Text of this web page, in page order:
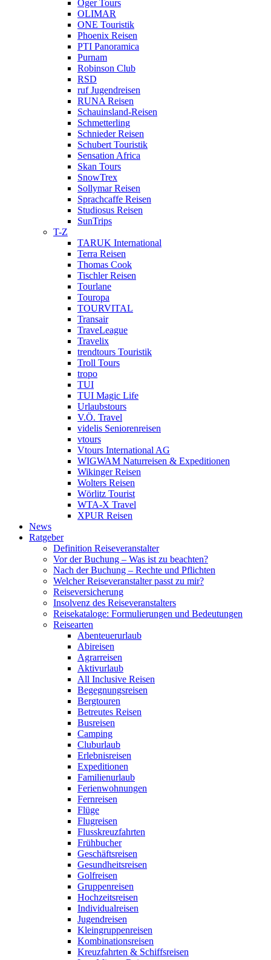
Öger Tours
OLIMAR
ONE Touristik
Phoenix Reisen
PTI Panoramica
Purnam
Robinson Club
RSD
ruf Jugendreisen
RUNA Reisen
Schauinsland-Reisen
Schmetterling
Schnieder Reisen
Schubert Touristik
Sensation Africa
Skan Tours
SnowTrex
Sollymar Reisen
Sprachcaffe Reisen
Studiosus Reisen
SunTrips
T-Z
TARUK International
Terra Reisen
Thomas Cook
Tischler Reisen
Tourlane
Touropa
TOURVITAL
Transair
TraveLeague
Travelix
trendtours Touristik
Troll Tours
tropo
TUI
TUI Magic Life
Urlaubstours
V.Ö. Travel
videlis Seniorenreisen
vtours
Vtours International AG
WIGWAM Naturreisen & Expeditionen
Wikinger Reisen
Wolters Reisen
Wörlitz Tourist
WTA-X Travel
XPUR Reisen
News
Ratgeber
Definition Reiseveranstalter
Vor der Buchung – Was ist zu beachten?
Nach der Buchung – Rechte und Pflichten
Welcher Reiseveranstalter passt zu mir?
Reiseversicherung
Insolvenz des Reiseveranstalters
Reisekataloge: Formulierungen und Bedeutungen
Reisearten
Abenteuerurlaub
Abireisen
Agrarreisen
Aktivurlaub
All Inclusive Reisen
Begegnungsreisen
Bergtouren
Betreutes Reisen
Busreisen
Camping
Cluburlaub
Erlebnisreisen
Expeditionen
Familienurlaub
Ferienwohnungen
Fernreisen
Flüge
Flugreisen
Flusskreuzfahrten
Frühbucher
Geschäftsreisen
Gesundheitsreisen
Golfreisen
Gruppenreisen
Hochzeitsreisen
Individualreisen
Jugendreisen
Kleingruppenreisen
Kombinationsreisen
Kreuzfahrten & Schiffsreisen